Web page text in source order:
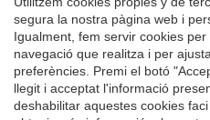
Escriu-nos un
segura la nostra pàgina web i
Igualment, fem servir cookies
navegació que realitza i per
preferències. Premi el botó
llegit i acceptat l'informació
deshabilitar aquestes cookies
Guardar configuració